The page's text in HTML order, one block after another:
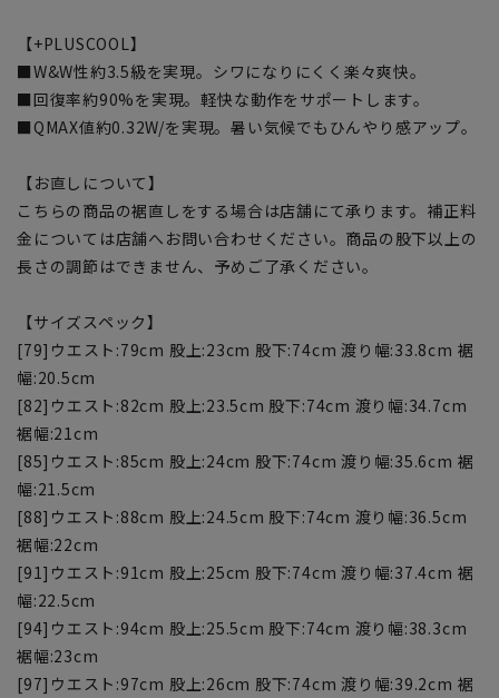
【+PLUSCOOL】
■W&W性約3.5級を実現。シワになりにくく楽々爽快。
■回復率約90%を実現。軽快な動作をサポートします。
■QMAX値約0.32W/を実現。暑い気候でもひんやり感アップ。
【お直しについて】
こちらの商品の裾直しをする場合は店舗にて承ります。補正料
金については店舗へお問い合わせください。商品の股下以上の
長さの調節はできません、予めご了承ください。
【サイズスペック】
[79]ウエスト:79cm 股上:23cm 股下:74cm 渡り幅:33.8cm 裾
幅:20.5cm
[82]ウエスト:82cm 股上:23.5cm 股下:74cm 渡り幅:34.7cm
裾幅:21cm
[85]ウエスト:85cm 股上:24cm 股下:74cm 渡り幅:35.6cm 裾
幅:21.5cm
[88]ウエスト:88cm 股上:24.5cm 股下:74cm 渡り幅:36.5cm
裾幅:22cm
[91]ウエスト:91cm 股上:25cm 股下:74cm 渡り幅:37.4cm 裾
幅:22.5cm
[94]ウエスト:94cm 股上:25.5cm 股下:74cm 渡り幅:38.3cm
裾幅:23cm
[97]ウエスト:97cm 股上:26cm 股下:74cm 渡り幅:39.2cm 裾